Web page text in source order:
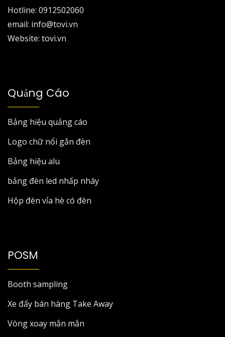
Hotline: 0912502060
email: info@tovi.vn
Website: tovi.vn
Quảng Cáo
Bảng hiệu quảng cáo
Logo chữ nổi gắn đèn
Bảng hiệu alu
bảng đèn led nhấp nháy
Hộp đèn vỉa hè có đèn
POSM
Booth sampling
Xe đẩy bán hàng Take Away
Vòng xoay mắn mắn